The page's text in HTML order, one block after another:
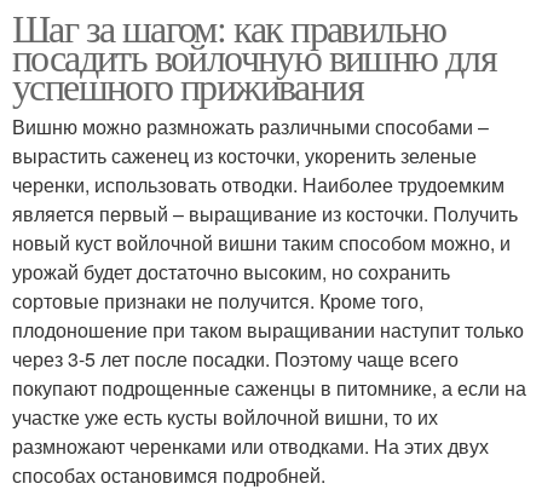
Шаг за шагом: как правильно
посадить войлочную вишню для
успешного приживания
Вишню можно размножать различными способами –
вырастить саженец из косточки, укоренить зеленые
черенки, использовать отводки. Наиболее трудоемким
является первый – выращивание из косточки. Получить
новый куст войлочной вишни таким способом можно, и
урожай будет достаточно высоким, но сохранить
сортовые признаки не получится. Кроме того,
плодоношение при таком выращивании наступит только
через 3-5 лет после посадки. Поэтому чаще всего
покупают подрощенные саженцы в питомнике, а если на
участке уже есть кусты войлочной вишни, то их
размножают черенками или отводками. На этих двух
способах остановимся подробней.